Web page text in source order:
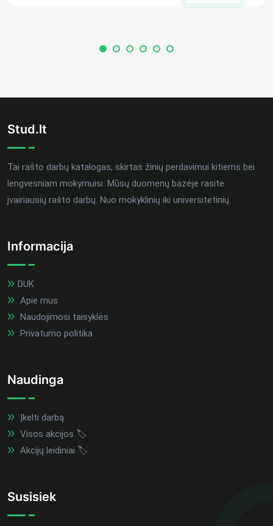
Stud.lt
Tai rašto darbų katalogas, skirtas žinių perdavimui kitiems bei
lengvesniam mokymuisi. Mūsų duomenų bazėje rasite
įvairiausių rašto darbų. Nuo mokyklinių iki universitetinių.
Informacija
DUK
Apie mus
Naudojimosi taisyklės
Privatumo politika
Naudinga
Įkelti darbą
Visos akcijos 🏷️
Akcijų leidiniai 🏷️
Susisiek